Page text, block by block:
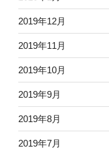
2019年12月
2019年11月
2019年10月
2019年9月
2019年8月
2019年7月